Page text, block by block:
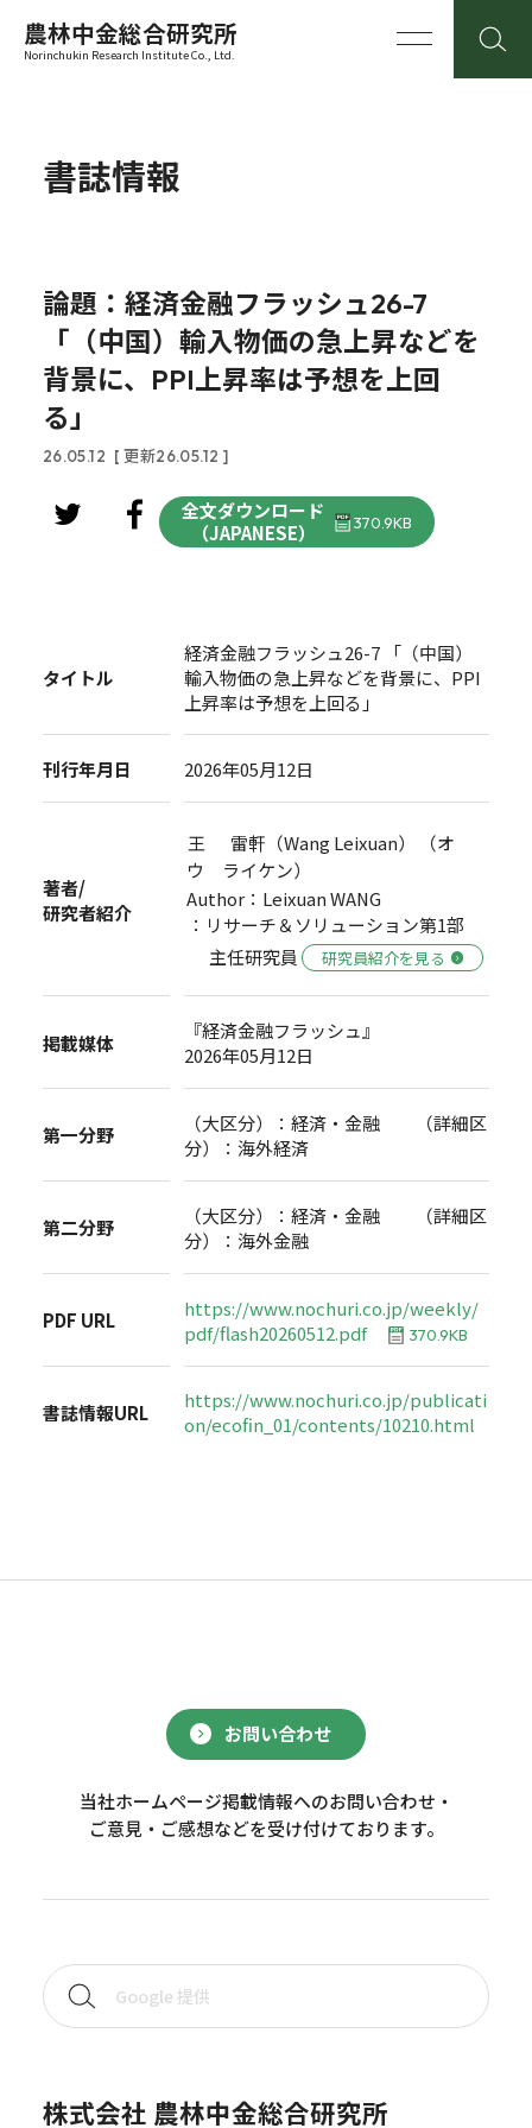
農林中金総合研究所
Norinchukin Research Institute Co., Ltd.
書誌情報
論題：経済金融フラッシュ26-7
「（中国）輸入物価の急上昇などを
背景に、PPI上昇率は予想を上回
る」
26.05.12 [ 更新26.05.12 ]
全文ダウンロード
（JAPANESE）
370.9KB
タイトル
経済金融フラッシュ26-7 「（中国）
輸入物価の急上昇などを背景に、PPI
上昇率は予想を上回る」
刊行年月日 2026年05月12日
著者/
研究者紹介
王 雷軒（Wang Leixuan） （オ
ウ ライケン）
Author：Leixuan WANG
：リサーチ＆ソリューション第1部
主任研究員
研究員紹介を見る
掲載媒体
『経済金融フラッシュ』
2026年05月12日
第一分野
（大区分）：経済・金融 （詳細区
分）：海外経済
第二分野
（大区分）：経済・金融 （詳細区
分）：海外金融
PDF URL
https://www.nochuri.co.jp/weekly/
pdf/flash20260512.pdf
370.9KB
書誌情報URL
https://www.nochuri.co.jp/publicati
on/ecofin_01/contents/10210.html
お問い合わせ
当社ホームページ掲載情報へのお問い合わせ・
ご意見・ご感想などを受け付けております。
株式会社 農林中金総合研究所